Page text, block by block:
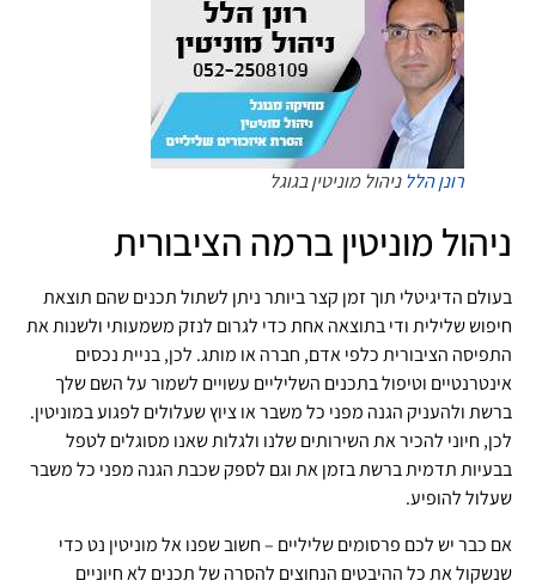
רונן הללניהול מוניטין בגוגל
ניהול מוניטין ברמה הציבורית
בעולם הדיגיטלי תוך זמן קצר ביותר ניתן לשתול תכנים שהם תוצאת
חיפוש שלילית ודי בתוצאה אחת כדי לגרום לנזק משמעותי ולשנות את
התפיסה הציבורית כלפי אדם, חברה או מותג. לכן, בניית נכסים
אינטרנטיים וטיפול בתכנים השליליים עשויים לשמור על השם שלך
ברשת ולהעניק הגנה מפני כל משבר או ציוץ שעלולים לפגוע במוניטין.
לכן, חיוני להכיר את השירותים שלנו ולגלות שאנו מסוגלים לטפל
בבעיות תדמית ברשת בזמן את וגם לספק שכבת הגנה מפני כל משבר
שעלול להופיע.
אם כבר יש לכם פרסומים שליליים – חשוב שפנו אל מוניטין נט כדי
שנשקול את כל ההיבטים הנחוצים להסרה של תכנים לא חיוניים